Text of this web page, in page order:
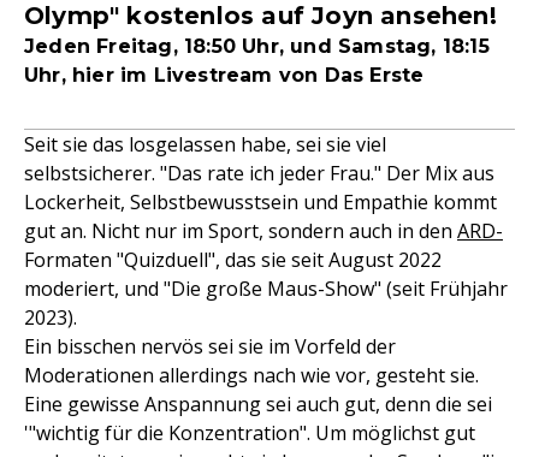
Olymp" kostenlos auf Joyn ansehen!
Jeden Freitag, 18:50 Uhr, und Samstag, 18:15
Uhr, hier im Livestream von Das Erste
Seit sie das losgelassen habe, sei sie viel
selbstsicherer. "Das rate ich jeder Frau." Der Mix aus
Lockerheit, Selbstbewusstsein und Empathie kommt
gut an. Nicht nur im Sport, sondern auch in den ARD-
Formaten "Quizduell", das sie seit August 2022
moderiert, und "Die große Maus-Show" (seit Frühjahr
2023).
Ein bisschen nervös sei sie im Vorfeld der
Moderationen allerdings nach wie vor, gesteht sie.
Eine gewisse Anspannung sei auch gut, denn die sei
'"wichtig für die Konzentration". Um möglichst gut